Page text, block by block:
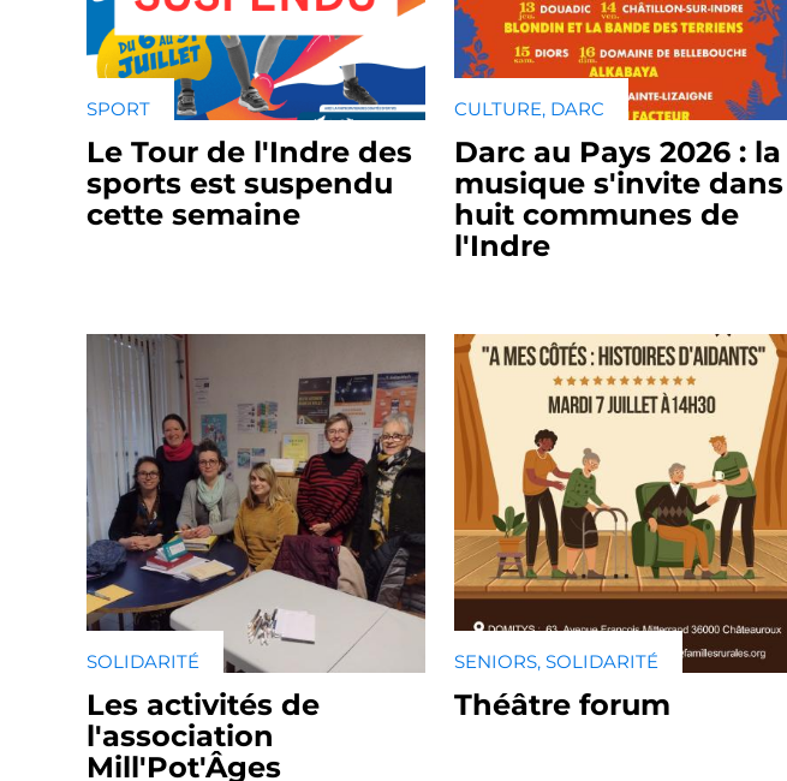
SPORT
Le Tour de l'Indre des
sports est suspendu
cette semaine
CULTURE, DARC
Darc au Pays 2026 : la
musique s'invite dans
huit communes de
l'Indre
SOLIDARITÉ
Les activités de
l'association
Mill'Pot'Âges
SENIORS, SOLIDARITÉ
Théâtre forum